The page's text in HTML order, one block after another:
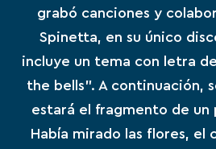
grabó canciones y
Spinetta, en su único
incluye un tema con letra
the bells”. A continuación,
estará el fragmento de un
Había mirado las flores, el